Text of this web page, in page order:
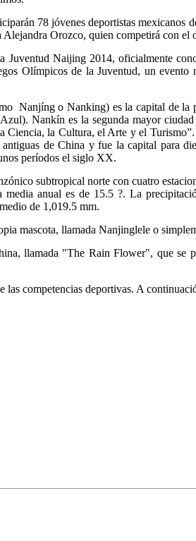
78 jóvenes deportistas
Orozco, quien competirá con el
Juventud Naijing 2014, oficialmente
Olímpicos de la Juventud, un
Nanjíng o Nanking) es la capital de la
Nankín es la segunda mayor
Ciencia, la Cultura, el Arte y el
de China y fue la capital para
períodos el siglo XX.
subtropical norte con cuatro
media anual es de 15.5 ?. La
de 1,019.5 mm.
mascota, llamada Nanjinglele o
llamada "The Rain Flower", que se
competencias deportivas. A